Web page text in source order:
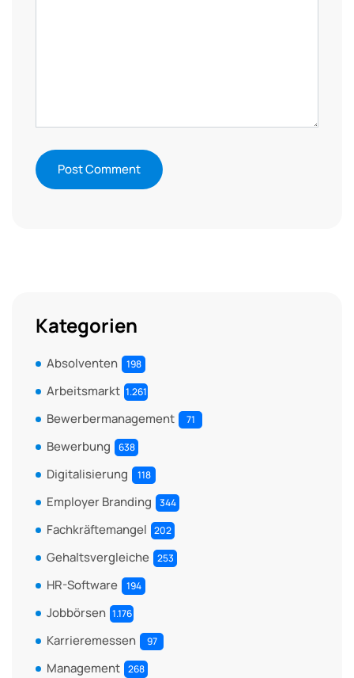
Kategorien
Absolventen 198
Arbeitsmarkt 1.261
Bewerbermanagement 71
Bewerbung 638
Digitalisierung 118
Employer Branding 344
Fachkräftemangel 202
Gehaltsvergleiche 253
HR-Software 194
Jobbörsen 1.176
Karrieremessen 97
Management 268